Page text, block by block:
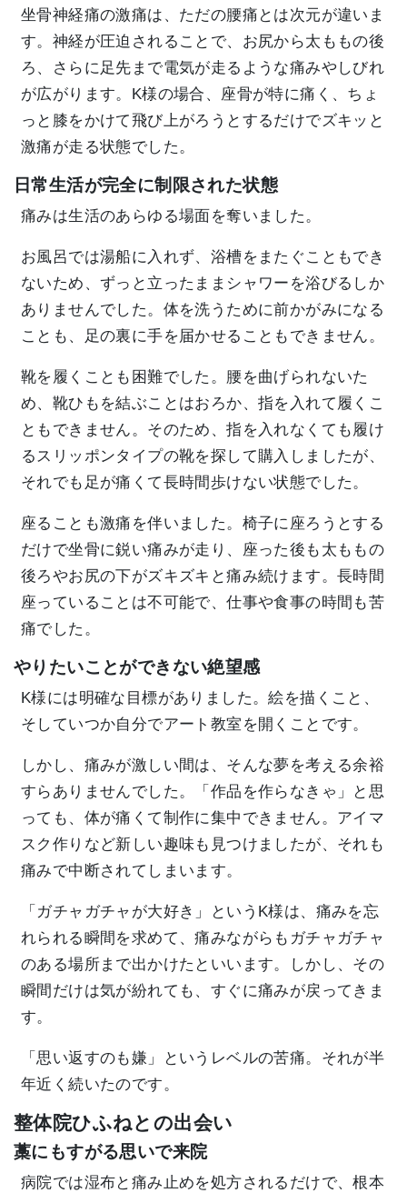
坐骨神経痛の激痛は、ただの腰痛とは次元が違いま
す。神経が圧迫されることで、お尻から太ももの後
ろ、さらに足先まで電気が走るような痛みやしびれ
が広がります。K様の場合、座骨が特に痛く、ちょ
っと膝をかけて飛び上がろうとするだけでズキッと
激痛が走る状態でした。
日常生活が完全に制限された状態
痛みは生活のあらゆる場面を奪いました。
お風呂では湯船に入れず、浴槽をまたぐこともでき
ないため、ずっと立ったままシャワーを浴びるしか
ありませんでした。体を洗うために前かがみになる
ことも、足の裏に手を届かせることもできません。
靴を履くことも困難でした。腰を曲げられないた
め、靴ひもを結ぶことはおろか、指を入れて履くこ
ともできません。そのため、指を入れなくても履け
るスリッポンタイプの靴を探して購入しましたが、
それでも足が痛くて長時間歩けない状態でした。
座ることも激痛を伴いました。椅子に座ろうとする
だけで坐骨に鋭い痛みが走り、座った後も太ももの
後ろやお尻の下がズキズキと痛み続けます。長時間
座っていることは不可能で、仕事や食事の時間も苦
痛でした。
やりたいことができない絶望感
K様には明確な目標がありました。絵を描くこと、
そしていつか自分でアート教室を開くことです。
しかし、痛みが激しい間は、そんな夢を考える余裕
すらありませんでした。「作品を作らなきゃ」と思
っても、体が痛くて制作に集中できません。アイマ
スク作りなど新しい趣味も見つけましたが、それも
痛みで中断されてしまいます。
「ガチャガチャが大好き」というK様は、痛みを忘
れられる瞬間を求めて、痛みながらもガチャガチャ
のある場所まで出かけたといいます。しかし、その
瞬間だけは気が紛れても、すぐに痛みが戻ってきま
す。
「思い返すのも嫌」というレベルの苦痛。それが半
年近く続いたのです。
整体院ひふねとの出会い
藁にもすがる思いで来院
病院では湿布と痛み止めを処方されるだけで、根本